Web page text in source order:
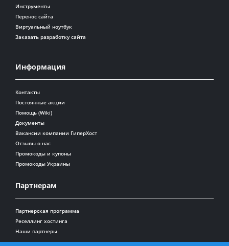
Инструменты
Перенос сайта
Виртуальный ноутбук
Заказать разработку сайта
Информация
Контакты
Постоянные акции
Помощь (Wiki)
Документы
Вакансии компании ГиперХост
Отзывы о нас
Промокоды и купоны
Промокоды Украины
Партнерам
Партнерская программа
Реселлинг хостинга
Наши партнеры